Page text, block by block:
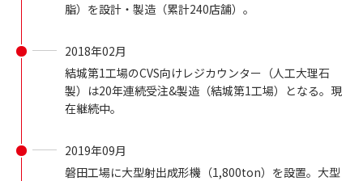
脂）を設計・製造（累計240店舗）。
2018年02月
結城第1工場のCVS向けレジカウンター（人工大理石
製）は20年連続受注&製造（結城第1工場）となる。現
在継続中。
2019年09月
磐田工場に大型射出成形機（1,800ton）を設置。大型